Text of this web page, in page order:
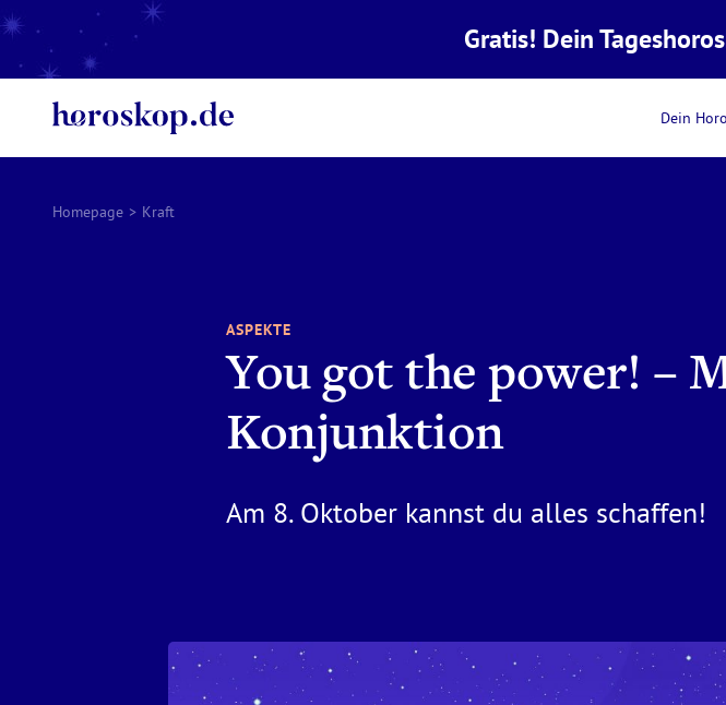
Dein
Gratis! Dein
Homepage > Kraft
ASPEKTE
You got the power! –
Konjunktion
Am 8. Oktober kannst du alles schaffen!